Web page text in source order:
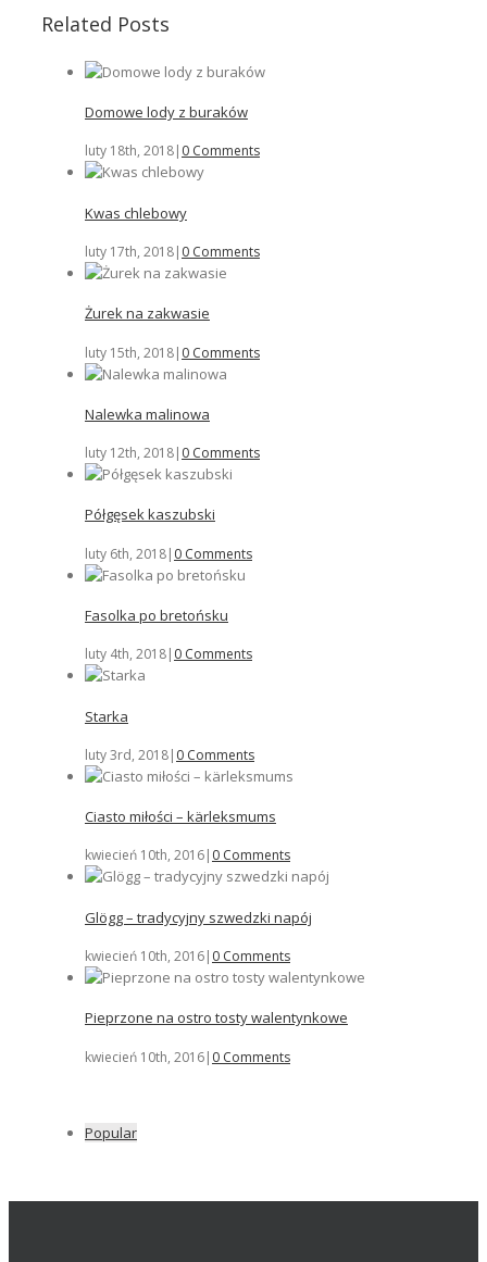
Related Posts
Domowe lody z buraków
luty 18th, 2018 0 Comments
Kwas chlebowy
luty 17th, 2018| 0 Comments
Żurek na zakwasie
luty 15th, 2018| 0 Comments
Nalewka malinowa
luty 12th, 2018| 0 Comments
Półgęsek kaszubski
luty 6th, 2018| 0 Comments
Fasolka po bretońsku
luty 4th, 2018| 0 Comments
Starka
luty 3rd, 2018| 0 Comments
Ciasto miłości – kärleksmums
kwiecień 10th, 2016| 0 Comments
Glögg – tradycyjny szwedzki napój
kwiecień 10th, 2016| 0 Comments
Pieprzone na ostro tosty walentynkowe
kwiecień 10th, 2016| 0 Comments
Popular